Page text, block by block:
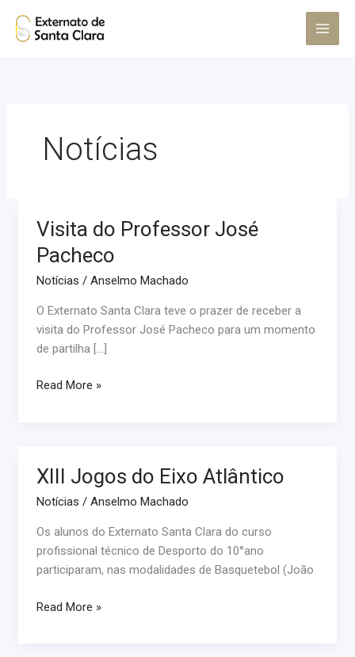
content
Main
Menu
Notícias
Visita do Professor José
Pacheco
Notícias / Anselmo Machado
O Externato Santa Clara teve o prazer de receber a
visita do Professor José Pacheco para um momento
de partilha […]
Visita
Professor
José
Read More »
XIII Jogos do Eixo Atlântico
Notícias / Anselmo Machado
Os alunos do Externato Santa Clara do curso
profissional técnico de Desporto do 10°ano
participaram, nas modalidades de Basquetebol (João
XIII
do
Eixo
Atlântico
Read More »